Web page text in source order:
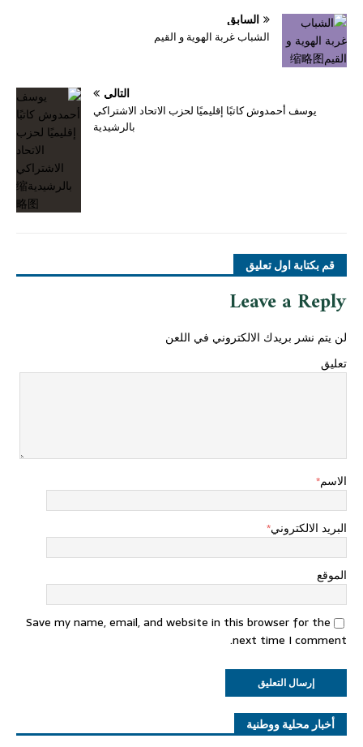
السابق
الشباب غربة الهوية و القيم
التالي
يوسف أحمدوش كاتبًا إقليميًا لحزب الاتحاد الاشتراكي
بالرشيدية
قم بكتابة اول تعليق
Leave a Reply
لن يتم نشر بريدك الالكتروني في اللعن
تعليق
الاسم*
البريد الالكتروني*
الموقع
Save my name, email, and website in this browser for the
next time I comment.
أخبار محلية ووطنية